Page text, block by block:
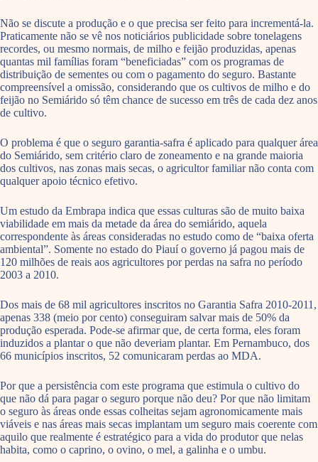
Não se discute a produção e o que precisa ser feito para incrementá-la.
Praticamente não se vê nos noticiários publicidade sobre tonelagens
recordes, ou mesmo normais, de milho e feijão produzidas, apenas
quantas mil famílias foram “beneficiadas” com os programas de
distribuição de sementes ou com o pagamento do seguro. Bastante
compreensível a omissão, considerando que os cultivos de milho e do
feijão no Semiárido só têm chance de sucesso em três de cada dez anos
de cultivo.
O problema é que o seguro garantia-safra é aplicado para qualquer área
do Semiárido, sem critério claro de zoneamento e na grande maioria
dos cultivos, nas zonas mais secas, o agricultor familiar não conta com
qualquer apoio técnico efetivo.
Um estudo da Embrapa indica que essas culturas são de muito baixa
viabilidade em mais da metade da área do semiárido, aquela
correspondente às áreas consideradas no estudo como de “baixa oferta
ambiental”. Somente no estado do Piauí o governo já pagou mais de
120 milhões de reais aos agricultores por perdas na safra no período
2003 a 2010.
Dos mais de 68 mil agricultores inscritos no Garantia Safra 2010-2011,
apenas 338 (meio por cento) conseguiram salvar mais de 50% da
produção esperada. Pode-se afirmar que, de certa forma, eles foram
induzidos a plantar o que não deveriam plantar. Em Pernambuco, dos
66 municípios inscritos, 52 comunicaram perdas ao MDA.
Por que a persistência com este programa que estimula o cultivo do
que não dá para pagar o seguro porque não deu? Por que não limitam
o seguro às áreas onde essas colheitas sejam agronomicamente mais
viáveis e nas áreas mais secas implantam um seguro mais coerente com
aquilo que realmente é estratégico para a vida do produtor que nelas
habita, como o caprino, o ovino, o mel, a galinha e o umbu.